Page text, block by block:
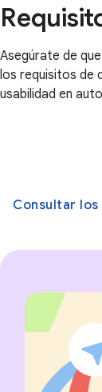
Asegúrate de
los requisitos de
usabilidad en
Consultar los